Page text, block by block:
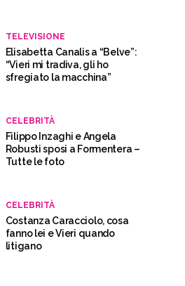
TELEVISIONE
Elisabetta Canalis a “Belve”:
“Vieri mi tradiva, gli ho
sfregiato la macchina”
CELEBRITÀ
Filippo Inzaghi e Angela
Robusti sposi a Formentera –
Tutte le foto
CELEBRITÀ
Costanza Caracciolo, cosa
fanno lei e Vieri quando
litigano